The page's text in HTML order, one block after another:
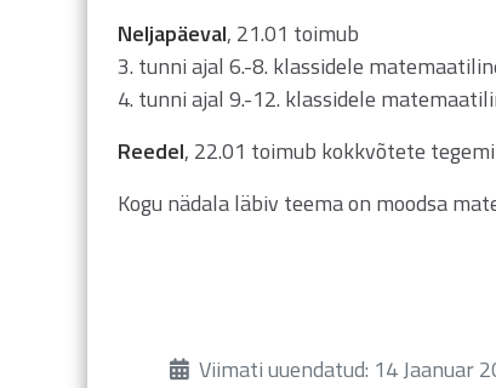
Neljapäeval, 21.01 toimub
3. tunni ajal 6.-8. klassidele
4. tunni ajal 9.-12. klassidele
Reedel, 22.01 toimub kokkvõtete
Kogu nädala läbiv teema on moodsa
ÜksikasjadViimati uuendatud: 14 Jaanuar